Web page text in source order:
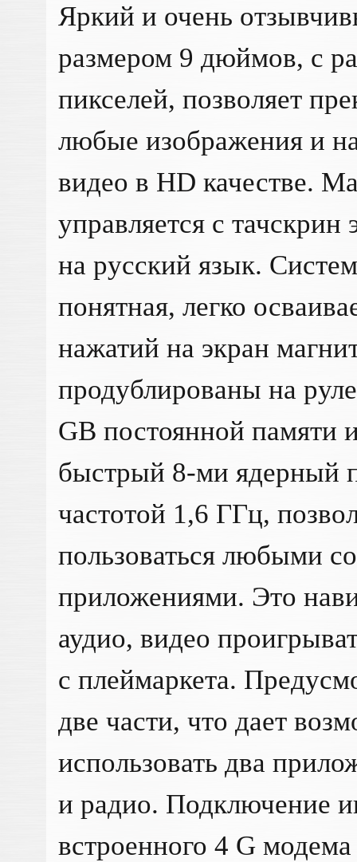
Яркий и очень
размером 9 дюймов, с
пикселей, позволяет
любые изображения и
видео в HD качестве.
управляется с
на русский язык.
понятная, легко
нажатий на экран
продублированы на
GB постоянной памяти
быстрый 8-ми ядерный
частотой 1,6 ГГц,
пользоваться любыми
приложениями. Это
аудио, видео
с плеймаркета.
две части, что дает
использовать два
и радио. Подключение
встроенного 4 G